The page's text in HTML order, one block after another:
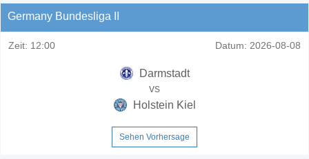
Germany Bundesliga II
Zeit: 12:00 Datum: 2026-08-08
Darmstadt
vs
Holstein Kiel
Sehen Vorhersage